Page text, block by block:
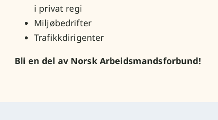
i privat regi
Miljøbedrifter
Trafikkdirigenter
Bli en del av Norsk Arbeidsmandsforbund!